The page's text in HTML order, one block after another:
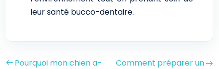
leur santé bucco-dentaire.
Pourquoi mon chien a-
Comment préparer un